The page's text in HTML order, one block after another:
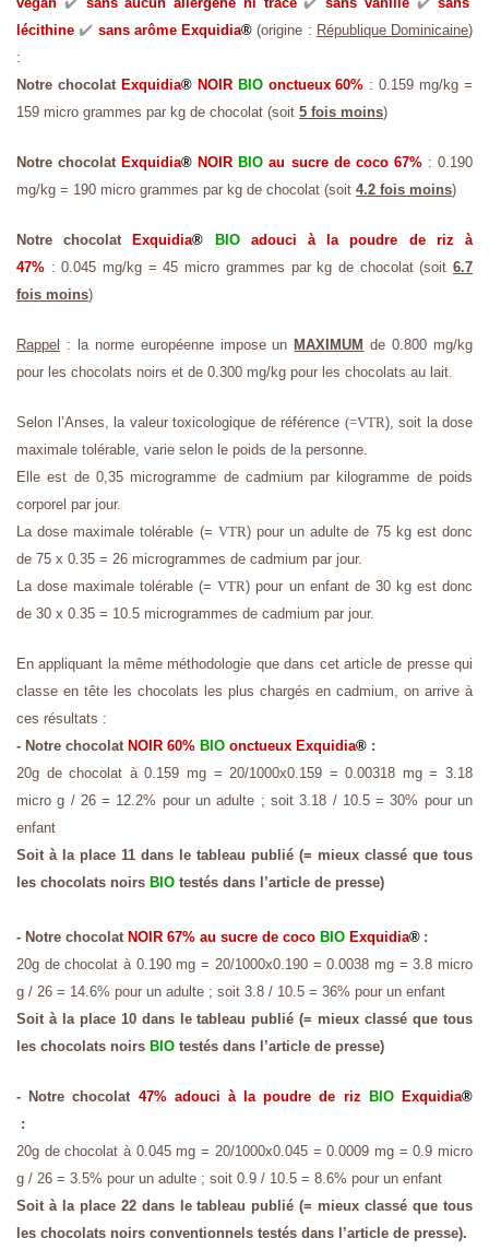
lécithine✔️ sans arôme Exquidia® (origine : République Dominicaine)
:
Notre chocolat Exquidia® NOIR BIO onctueux 60% : 0.159 mg/kg =
159 micro grammes par kg de chocolat (soit 5 fois moins)
Notre chocolat Exquidia® NOIR BIO au sucre de coco 67% : 0.190
mg/kg = 190 micro grammes par kg de chocolat (soit 4.2 fois moins)
Notre chocolat Exquidia® BIO
adouci à la poudre de riz à
47% : 0.045 mg/kg = 45 micro grammes par kg de chocolat (soit6.7
fois moins)
Rappel : la norme européenne impose un MAXIMUM de 0.800 mg/kg
pour les chocolats noirs et de 0.300 mg/kg pour les chocolats au lait.
Selon l’Anses, la valeur toxicologique de référence (=VTR), soit la dose
maximale tolérable, varie selon le poids de la personne.
Elle est de 0,35 microgramme de cadmium par kilogramme de poids
corporel par jour.
La dose maximale tolérable (= VTR) pour un adulte de 75 kg est donc
de 75 x 0.35 = 26 microgrammes de cadmium par jour.
La dose maximale tolérable(=VTR)pour un enfant de 30 kg est donc
de 30 x 0.35 = 10.5 microgrammes de cadmium par jour.
En appliquant la même méthodologie que dans cet article de presse qui
classe en tête les chocolats les plus chargés en cadmium, on arrive à
ces résultats :
- Notre chocolat NOIR 60% BIO onctueux Exquidia® :
20g de chocolat à 0.159 mg = 20/1000x0.159 = 0.00318 mg = 3.18
micro g / 26 = 12.2% pour un adulte ; soit 3.18 / 10.5 = 30% pour un
enfant
Soit à la place 11 dans le tableau publié (= mieux classé que tous
les chocolats noirs BIO testés dans l’article de presse)
- Notre chocolat NOIR 67% au sucre de coco BIO Exquidia® :
20g de chocolat à 0.190 mg = 20/1000x0.190 = 0.0038 mg = 3.8 micro
g / 26 = 14.6% pour un adulte ; soit 3.8 / 10.5 = 36% pour un enfant
Soit à la place 10 dans le tableau publié (= mieux classé que tous
les chocolats noirs BIO testés dans l’article de presse)
- Notre chocolat 47% adouci à la poudre de riz BIO Exquidia®
:
20g de chocolat à 0.045 mg = 20/1000x0.045 = 0.0009 mg = 0.9 micro
g / 26 = 3.5% pour un adulte ; soit 0.9 / 10.5 = 8.6% pour un enfant
Soit à la place 22 dans le tableau publié (= mieux classé que tous
les chocolats noirs conventionnels testés dans l’article de presse).